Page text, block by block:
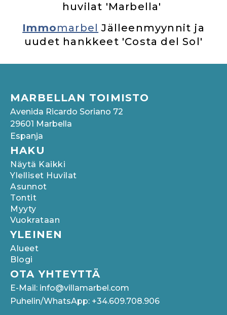
huvilat 'Marbella'
Immomarbel Jälleenmyynnit ja
uudet hankkeet 'Costa del Sol'
MARBELLAN TOIMISTO
Avenida Ricardo Soriano 72
29601 Marbella
Espanja
HAKU
Näytä Kaikki
Ylelliset Huvilat
Asunnot
Tontit
Myyty
Vuokrataan
YLEINEN
Alueet
Blogi
OTA YHTEYTTÄ
E-Mail: info@villamarbel.com
Puhelin/WhatsApp: +34.609.708.906